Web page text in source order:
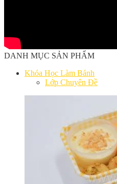
DANH MỤC SẢN PHẨM
Khóa Học Làm Bánh
Lớp Chuyên Đề